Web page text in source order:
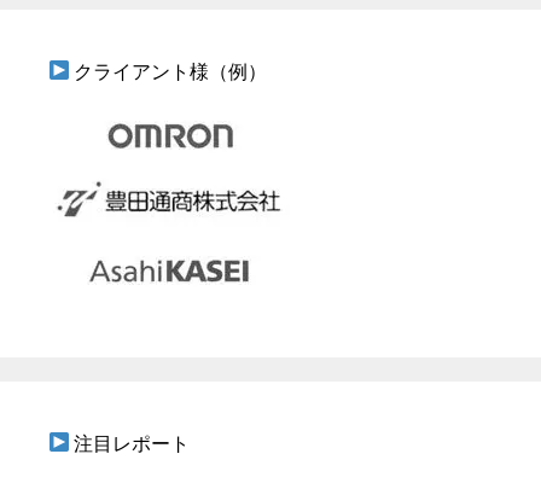
クライアント様（例）
注目レポート